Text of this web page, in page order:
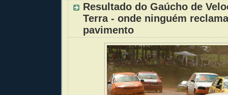
Resultado do Gaúcho de
Terra - onde ninguém
pavimento